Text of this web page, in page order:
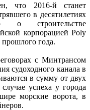
что 2016-й станет
в десятилетиях
о строительстве
корпорацией Poly
года.
с Минтрансом
судоходного канала в
в сумму от двух
успеха у города
морские ворота, в